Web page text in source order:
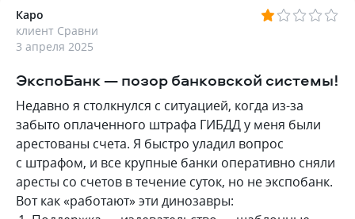
Каро
клиент Сравни
3 апреля 2025
ЭкспоБанк — позор банковской системы!
Недавно я столкнулся с ситуацией, когда из-за
забыто оплаченного штрафа ГИБДД у меня были
арестованы счета. Я быстро уладил вопрос
с штрафом, и все крупные банки оперативно сняли
аресты со счетов в течение суток, но не экспобанк.
Вот как «работают» эти динозавры: